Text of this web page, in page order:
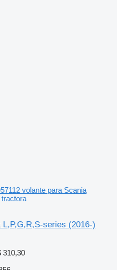
volante para Scania
series (2016-)
310,30